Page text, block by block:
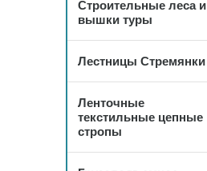
Строительные леса и
вышки туры
Лестницы Стремянки
Ленточные
текстильные цепные
стропы